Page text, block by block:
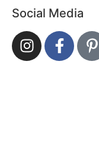
Social Media